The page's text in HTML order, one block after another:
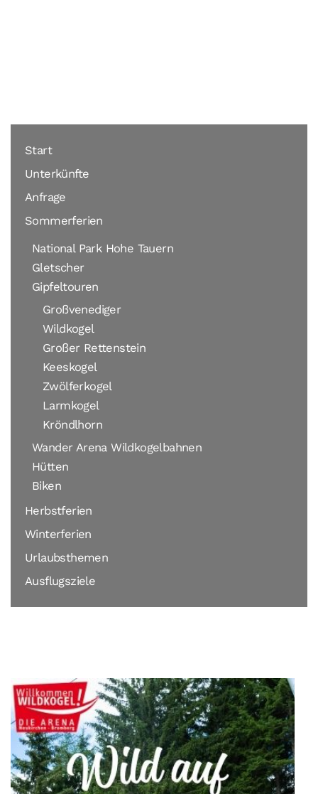
Start
Unterkünfte
Anfrage
Sommerferien
National Park Hohe Tauern
Gletscher
Gipfeltouren
Großvenediger
Wildkogel
Großer Rettenstein
Keeskogel
Zwölferkogel
Larmkogel
Kröndlhorn
Wander Arena Wildkogelbahnen
Hütten
Biken
Herbstferien
Winterferien
Urlaubsthemen
Ausflugsziele